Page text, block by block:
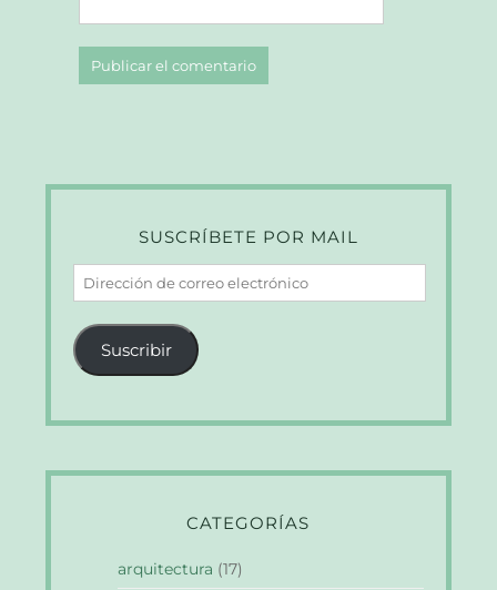
SUSCRÍBETE POR MAIL
Dirección
de
correo
electrónico
Suscribir
CATEGORÍAS
arquitectura (17)